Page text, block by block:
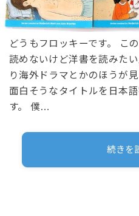
どうもフロッキーです。 こ
読めないけど洋書を読みた
り海外ドラマとかのほうが
面白そうなタイトルを日本
す。 僕…
続きを